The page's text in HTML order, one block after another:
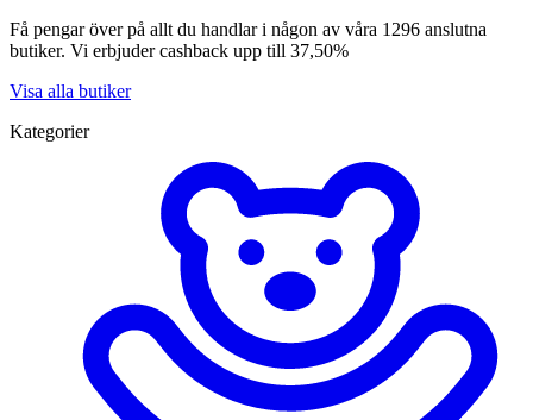
Få pengar över på allt du handlar i någon av våra 1296 anslutna
butiker. Vi erbjuder cashback upp till 37,50%
Visa alla butiker
Kategorier